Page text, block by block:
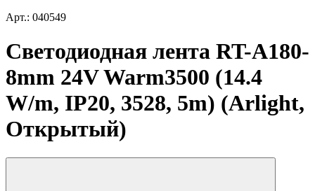
Арт.: 040549
Светодиодная лента RT-A180-
8mm 24V Warm3500 (14.4
W/m, IP20, 3528, 5m) (Arlight,
Открытый)